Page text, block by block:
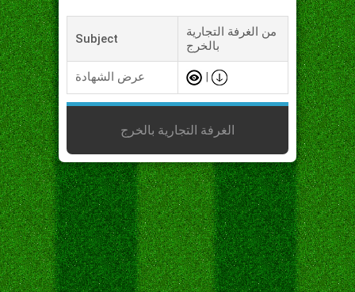
Subject
من الغرفة التجارية
بالخرج
عرض الشهادة
الغرفة التجارية بالخرج